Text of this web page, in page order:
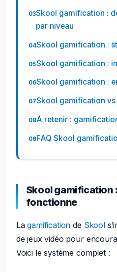
Skool gamification :
par niveau
Skool gamification :
Skool gamification :
Skool gamification :
Skool gamification
À retenir :
FAQ Skool
Skool gamification
fonctionne
Lagamification de Skool
de jeux vidéo pour
Voici le système complet :